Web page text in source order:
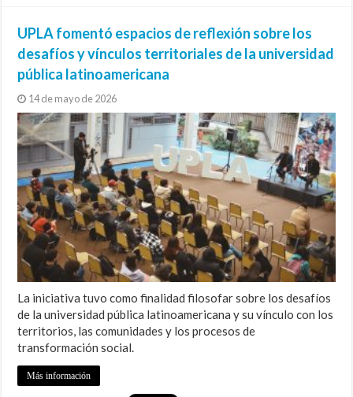
UPLA fomentó espacios de reflexión sobre los
desafíos y vínculos territoriales de la universidad
pública latinoamericana
14 de mayo de 2026
La iniciativa tuvo como finalidad filosofar sobre los desafíos
de la universidad pública latinoamericana y su vínculo con los
territorios, las comunidades y los procesos de
transformación social.
Más información